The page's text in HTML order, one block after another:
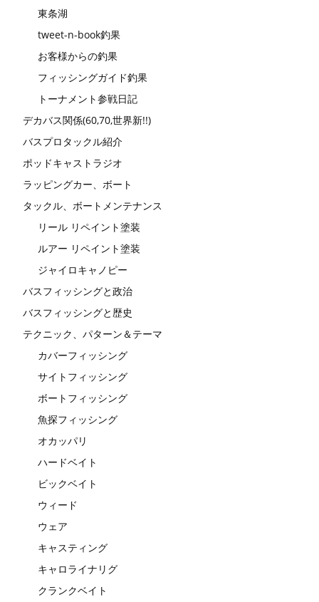
東条湖
tweet-n-book釣果
お客様からの釣果
フィッシングガイド釣果
トーナメント参戦日記
デカバス関係(60,70,世界新!!)
バスプロタックル紹介
ポッドキャストラジオ
ラッピングカー、ボート
タックル、ボートメンテナンス
リール リペイント塗装
ルアー リペイント塗装
ジャイロキャノピー
バスフィッシングと政治
バスフィッシングと歴史
テクニック、パターン＆テーマ
カバーフィッシング
サイトフィッシング
ボートフィッシング
魚探フィッシング
オカッパリ
ハードベイト
ビックベイト
ウィード
ウェア
キャスティング
キャロライナリグ
クランクベイト